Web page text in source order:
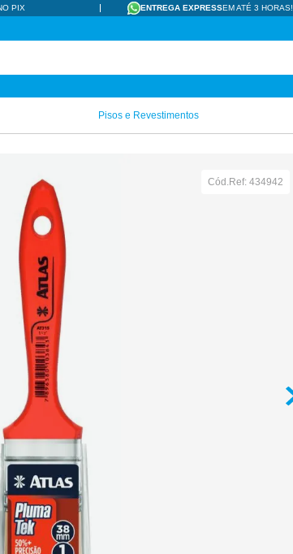
PIX ENTREGA EXPRESSEM ATÉ 3 HORAS!
Pisos e Revestimentos
Cód.Ref:434942